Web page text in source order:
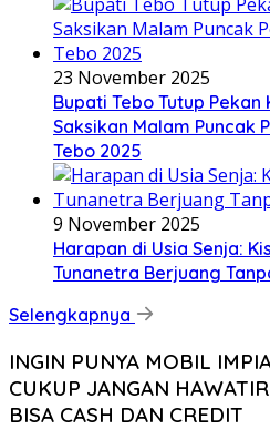
23 November 2025
Bupati Tebo Tutup
Saksikan Malam Puncak
Tebo 2025
9 November 2025
Harapan di Usia Senja:
Tunanetra Berjuang
Selengkapnya
INGIN PUNYA MOBIL
CUKUP JANGAN
BISA CASH DAN CREDIT